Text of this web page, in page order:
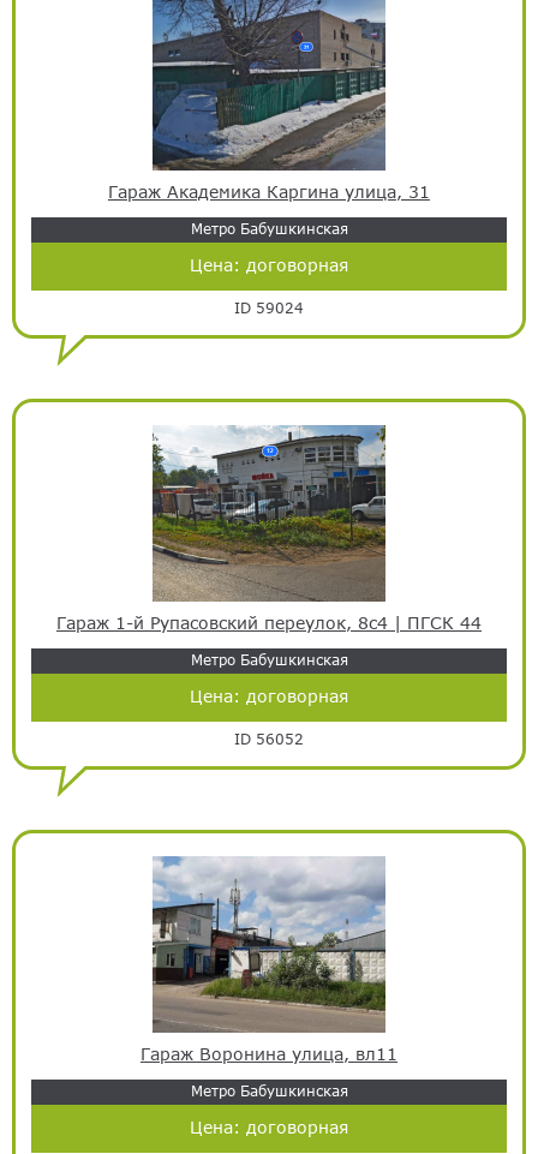
Гараж Академика Каргина улица, 31
Метро Бабушкинская
Цена: договорная
ID 59024
Гараж 1-й Рупасовский переулок, 8с4 | ПГСК 44
Метро Бабушкинская
Цена: договорная
ID 56052
Гараж Воронина улица, вл11
Метро Бабушкинская
Цена: договорная